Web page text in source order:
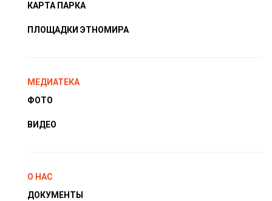
КАРТА ПАРКА
ПЛОЩАДКИ ЭТНОМИРА
МЕДИАТЕКА
ФОТО
ВИДЕО
О НАС
ДОКУМЕНТЫ